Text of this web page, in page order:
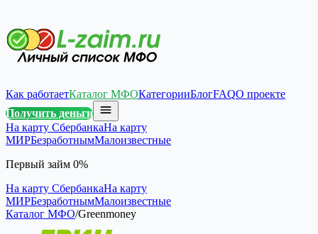
Как работаетКаталог МФОКатегорииБлогFAQО проекте
Получить деньги
На карту СбербанкаНа карту
МИРБезработнымМалоизвестные
Первый займ 0%
На карту СбербанкаНа карту
МИРБезработнымМалоизвестные
Каталог МФО/Greenmoney